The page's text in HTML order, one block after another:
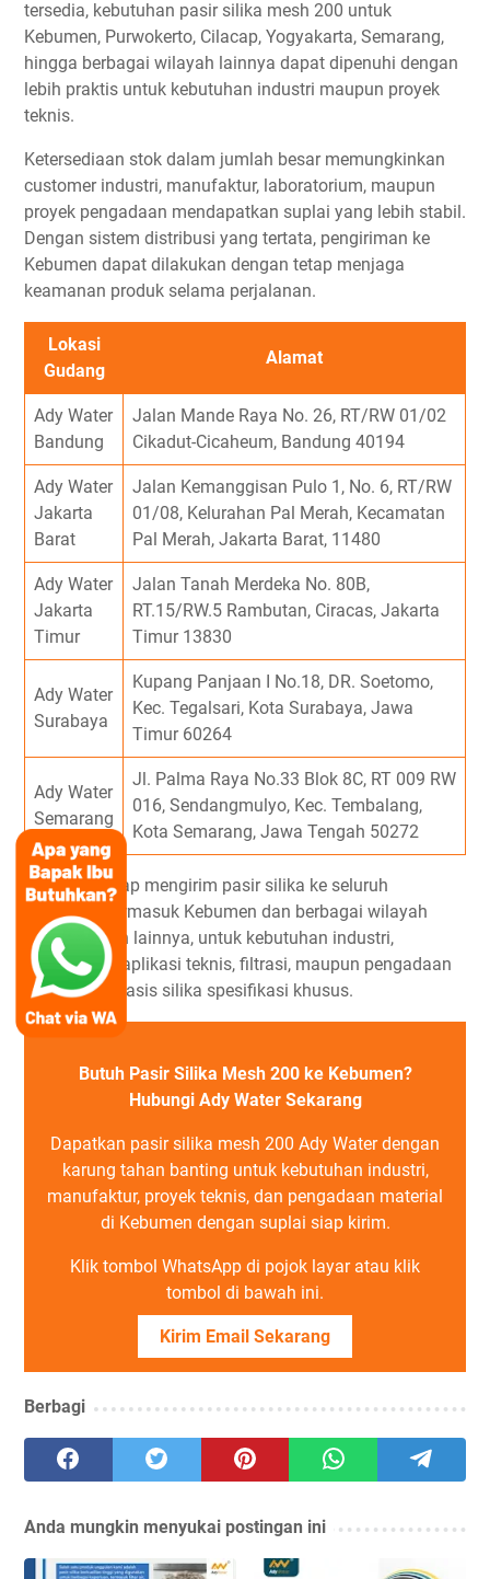
tersedia, kebutuhan pasir silika mesh 200 untuk
Kebumen, Purwokerto, Cilacap, Yogyakarta, Semarang,
hingga berbagai wilayah lainnya dapat dipenuhi dengan
lebih praktis untuk kebutuhan industri maupun proyek
teknis.
Ketersediaan stok dalam jumlah besar memungkinkan
customer industri, manufaktur, laboratorium, maupun
proyek pengadaan mendapatkan suplai yang lebih stabil.
Dengan sistem distribusi yang tertata, pengiriman ke
Kebumen dapat dilakukan dengan tetap menjaga
keamanan produk selama perjalanan.
Lokasi
Gudang
Alamat
Ady Water
Bandung
Jalan Mande Raya No. 26, RT/RW 01/02
Cikadut-Cicaheum, Bandung 40194
Ady Water
Jakarta
Barat
Jalan Kemanggisan Pulo 1, No. 6, RT/RW
01/08, Kelurahan Pal Merah, Kecamatan
Pal Merah, Jakarta Barat, 11480
Ady Water
Jakarta
Timur
Jalan Tanah Merdeka No. 80B,
RT.15/RW.5 Rambutan, Ciracas, Jakarta
Timur 13830
Ady Water
Surabaya
Kupang Panjaan I No.18, DR. Soetomo,
Kec. Tegalsari, Kota Surabaya, Jawa
Timur 60264
Ady Water
Semarang
Jl. Palma Raya No.33 Blok 8C, RT 009 RW
016, Sendangmulyo, Kec. Tembalang,
Kota Semarang, Jawa Tengah 50272
Ady Water siap mengirim pasir silika ke seluruh
Indonesia, termasuk Kebumen dan berbagai wilayah
Jawa Tengah lainnya, untuk kebutuhan industri,
manufaktur, aplikasi teknis, filtrasi, maupun pengadaan
material berbasis silika spesifikasi khusus.
Butuh Pasir Silika Mesh 200 ke Kebumen?
Hubungi Ady Water Sekarang
Dapatkan pasir silika mesh 200 Ady Water dengan
karung tahan banting untuk kebutuhan industri,
manufaktur, proyek teknis, dan pengadaan material
di Kebumen dengan suplai siap kirim.
Klik tombol WhatsApp di pojok layar atau klik
tombol di bawah ini.
Kirim Email Sekarang
Berbagi
Anda mungkin menyukai postingan ini